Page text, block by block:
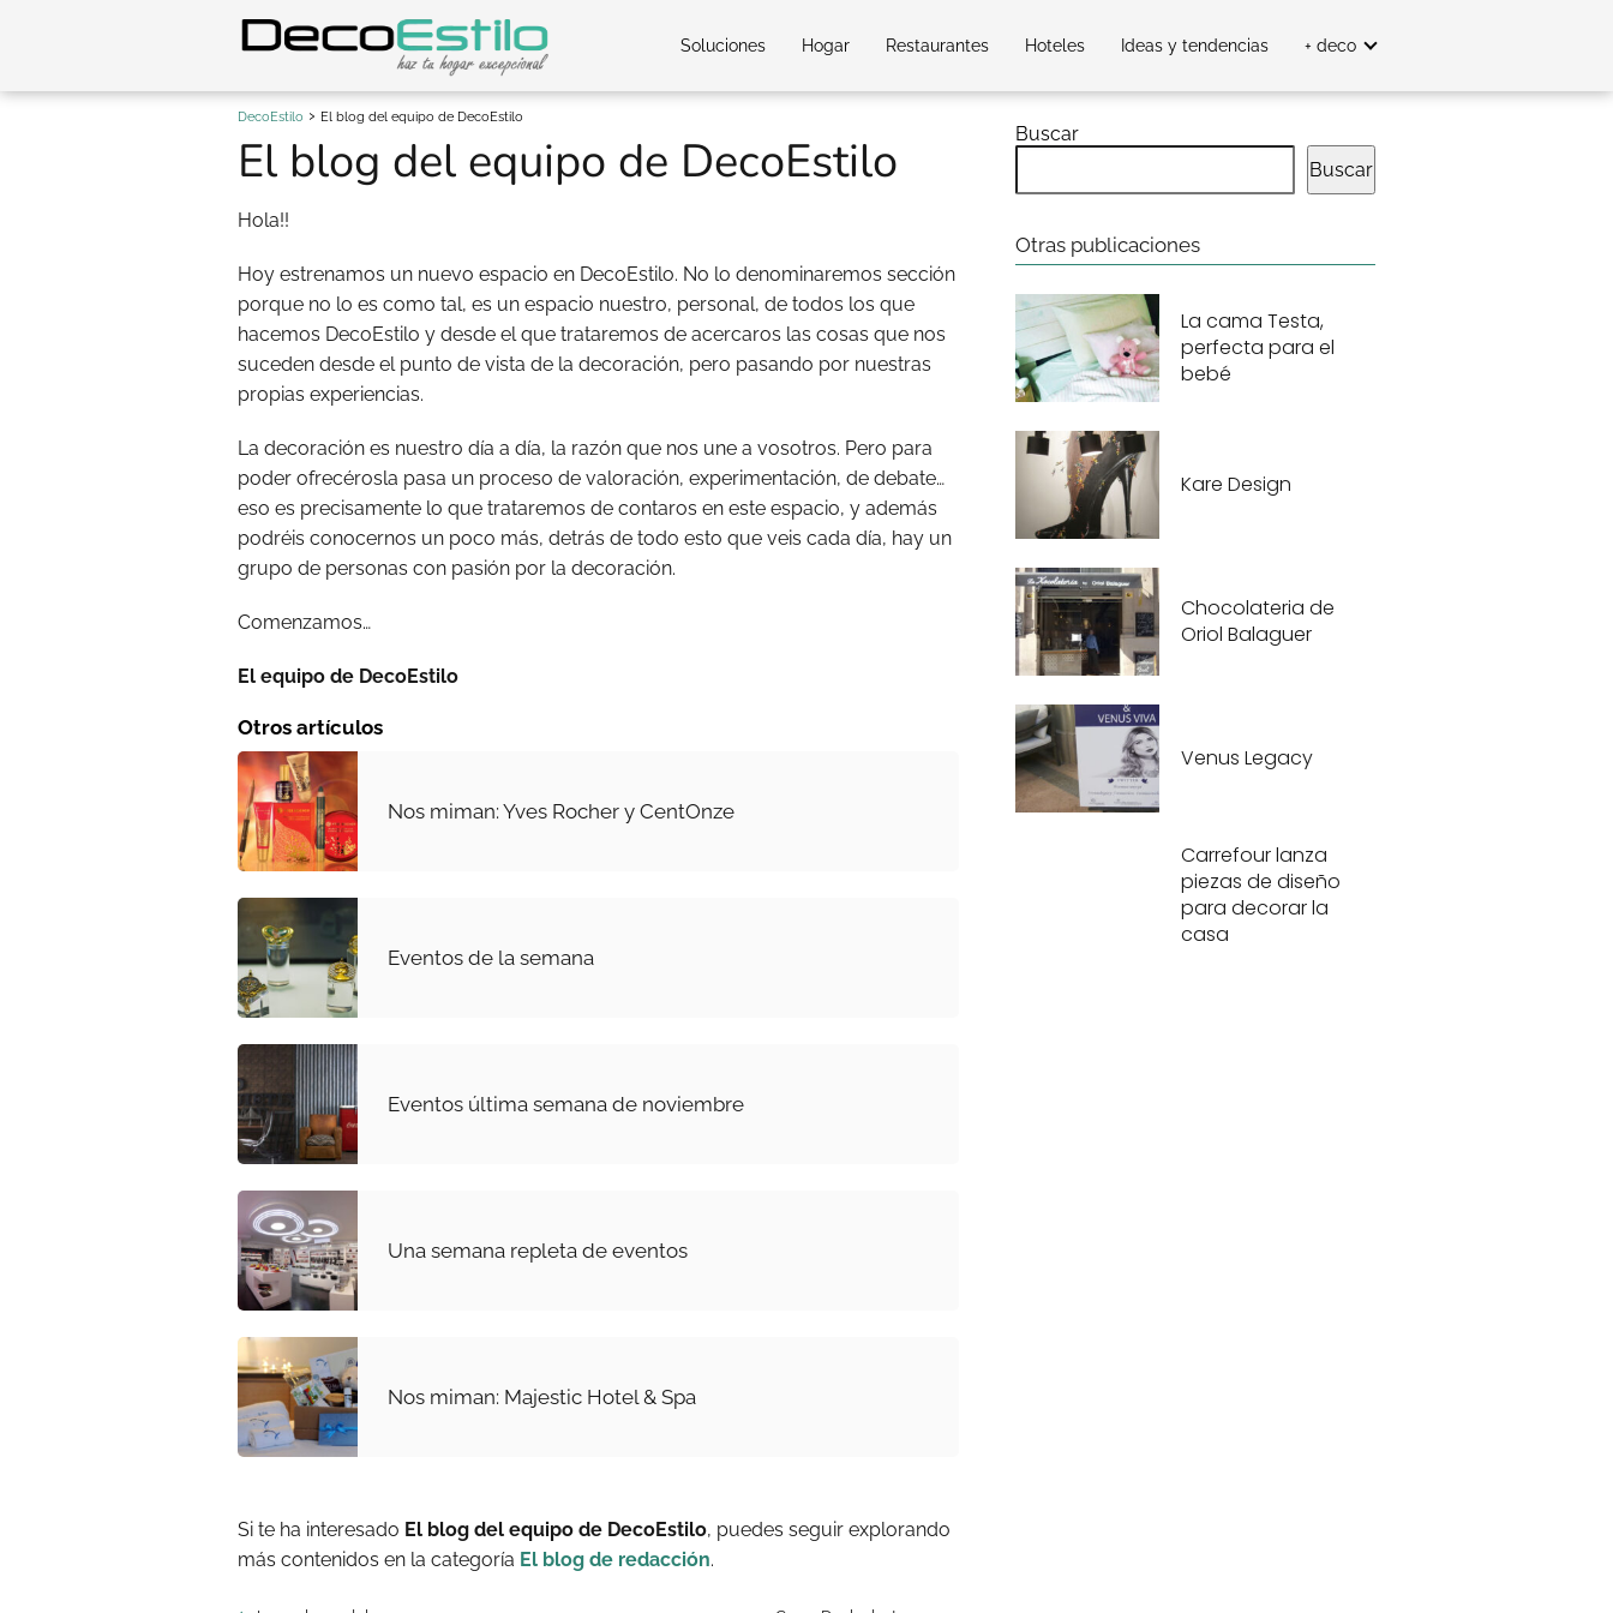
Soluciones Hogar Restaurantes Hoteles Ideas y tendencias + deco
DecoEstilo El blog del equipo de DecoEstilo
El blog del equipo de DecoEstilo
Hola!!
Hoy estrenamos un nuevo espacio en DecoEstilo. No lo denominaremos sección
porque no lo es como tal, es un espacio nuestro, personal, de todos los que
hacemos DecoEstilo y desde el que trataremos de acercaros las cosas que nos
suceden desde el punto de vista de la decoración, pero pasando por nuestras
propias experiencias.
La decoración es nuestro día a día, la razón que nos une a vosotros. Pero para
poder ofrecérosla pasa un proceso de valoración, experimentación, de debate…
eso es precisamente lo que trataremos de contaros en este espacio, y además
podréis conocernos un poco más, detrás de todo esto que veis cada día, hay un
grupo de personas con pasión por la decoración.
Comenzamos…
El equipo de DecoEstilo
Otros artículos
Nos miman: Yves Rocher y CentOnze
Eventos de la semana
Eventos última semana de noviembre
Una semana repleta de eventos
Nos miman: Majestic Hotel & Spa
Si te ha interesado El blog del equipo de DecoEstilo, puedes seguir explorando
más contenidos en la categoría El blog de redacción.
Buscar
Buscar
Otras publicaciones
La cama Testa,
perfecta para el
bebé
Kare Design
Chocolateria de
Oriol Balaguer
Venus Legacy
Carrefour lanza
piezas de diseño
para decorar la
casa